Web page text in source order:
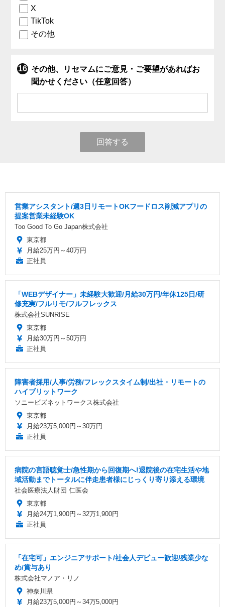
X
TikTok
その他
その他、リセマムにご意見・ご要望があればお
聞かせください（任意回答）
回答する
営業アシスタント/週3日リモートOKフードロス削減アプリの
提案営業未経験OK
Too Good To Go Japan株式会社
東京都
月給25万円～40万円
正社員
「WEBデザイナー」未経験大歓迎/月給30万円/年休125日/研
修充実/フルリモ/フルフレックス
株式会社SUNRISE
東京都
月給30万円～50万円
正社員
障害者採用/人事/労務/フレックスタイム制/出社・リモートの
ハイブリットワーク
ソニービズネットワークス株式会社
東京都
月給23万5,000円～30万円
正社員
病院の言語聴覚士/急性期から回復期へ!退院後の在宅生活や地
域活動までトータルに伴走患者様にじっくり寄り添える環境
社会医療法人財団 仁医会
東京都
月給24万1,900円～32万1,900円
正社員
「在宅可」エンジニアサポート/社会人デビュー歓迎/残業少な
め/賞与あり
株式会社マノア・リノ
神奈川県
月給23万5,000円～34万5,000円